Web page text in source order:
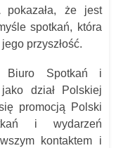
że jest
spotkań, która
przyszłość.
Spotkań i
dział Polskiej
promocją Polski
i wydarzeń
kontaktem i